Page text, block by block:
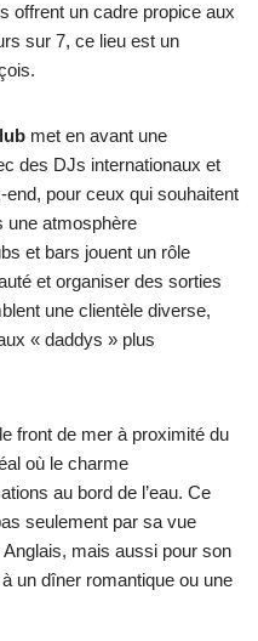
offrent un cadre propice aux
sur 7, ce lieu est un
met en avant une
des DJs internationaux et
pour ceux qui souhaitent
une atmosphère
et bars jouent un rôle
et organiser des sorties
une clientèle diverse,
« daddys » plus
front de mer à proximité du
où le charme
au bord de l’eau. Ce
seulement par sa vue
mais aussi pour son
un dîner romantique ou une